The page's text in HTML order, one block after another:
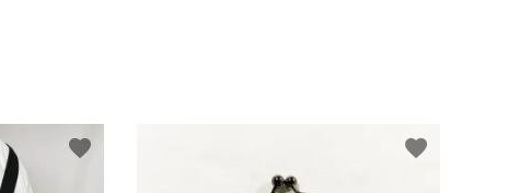
favorite favorite